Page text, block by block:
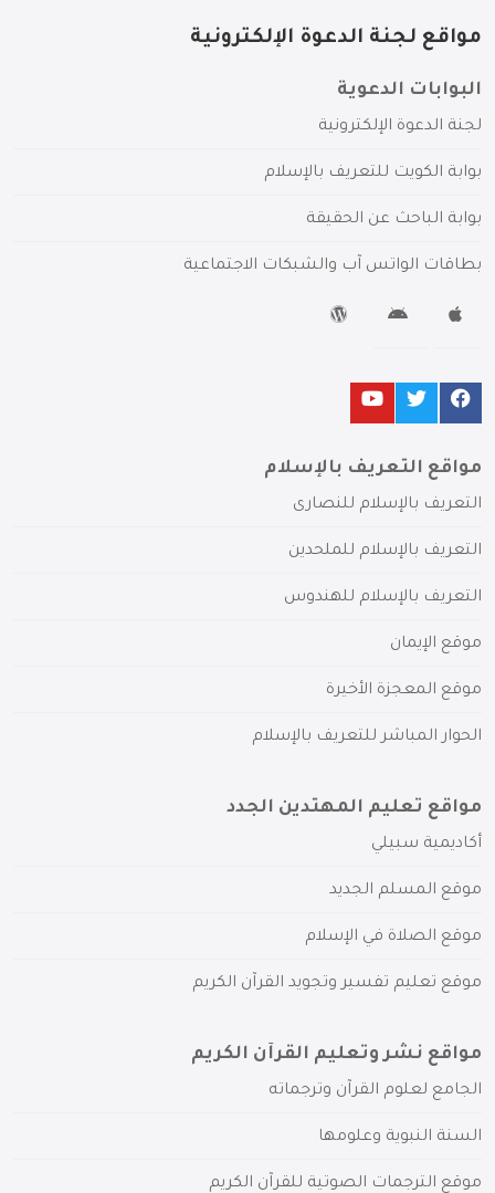
مواقع لجنة الدعوة الإلكترونية
البوابات الدعوية
لجنة الدعوة الإلكترونية
بوابة الكويت للتعريف بالإسلام
بوابة الباحث عن الحقيقة
بطاقات الواتس آب والشبكات الاجتماعية
مواقع التعريف بالإسلام
التعريف بالإسلام للنصارى
التعريف بالإسلام للملحدين
التعريف بالإسلام للهندوس
موقع الإيمان
موقع المعجزة الأخيرة
الحوار المباشر للتعريف بالإسلام
مواقع تعليم المهتدين الجدد
أكاديمية سبيلي
موقع المسلم الجديد
موقع الصلاة في الإسلام
موقع تعليم تفسير وتجويد القرآن الكريم
مواقع نشر وتعليم القرآن الكريم
الجامع لعلوم القرآن وترجماته
السنة النبوية وعلومها
موقع الترجمات الصوتية للقرآن الكريم